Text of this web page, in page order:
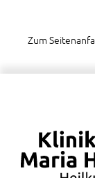
Zum